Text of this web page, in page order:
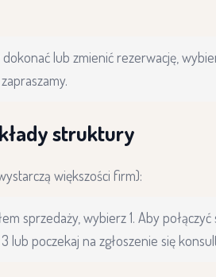
lub zmienić rezerwację,
struktury
większości firm):
sprzedaży, wybierz 1. Aby
lub poczekaj na zgłoszenie się